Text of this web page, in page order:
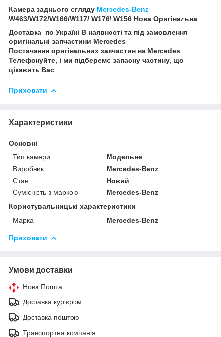
Камера заднього огляду Mercedes-Benz
W463/W172/W166/W117/ W176/ W156 Нова Оригінальна
Доставка по Україні В наявності та під замовлення
оригінальні запчастини Mercedes
Постачання оригінальних запчастин на Mercedes
Телефонуйте, і ми підберемо запасну частину, що
цікавить Вас
Приховати
Характеристики
Основні
Тип камери
Модельне
Виробник
Mercedes-Benz
Стан
Новий
Сумісність з маркою
Mercedes-Benz
Користувальницькі характеристики
Марка
Mercedes-Benz
Приховати
Умови доставки
Нова Пошта
Доставка кур'єром
Доставка поштою
Транспортна компанія